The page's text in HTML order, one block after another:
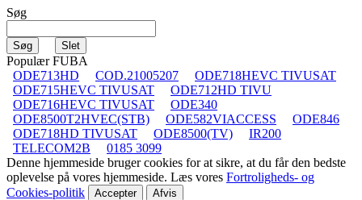
Søg
Populær FUBA
ODE713HD
COD.21005207
ODE718HEVC TIVUSAT
ODE715HEVC TIVUSAT
ODE712HD TIVU
ODE716HEVC TIVUSAT
ODE340
ODE8500T2HVEC(STB)
ODE582VIACCESS
ODE846
ODE718HD TIVUSAT
ODE8500(TV)
IR200
TELECOM2B
0185 3099
Denne hjemmeside bruger cookies for at sikre, at du får den bedste
oplevelse på vores hjemmeside. Læs vores Fortroligheds- og
Cookies-politik
Accepter Afvis